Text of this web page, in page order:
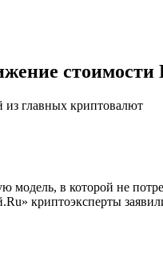
стоимости
в которой не
криптоэксперты